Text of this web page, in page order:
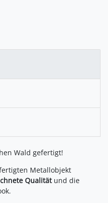
Wald gefertigt!
Metallobjekt
Qualität und die